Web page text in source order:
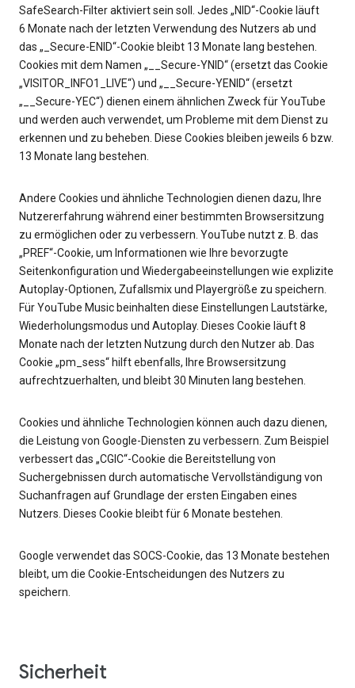
SafeSearch-Filter aktiviert sein soll. Jedes „NID“-Cookie läuft
6 Monate nach der letzten Verwendung des Nutzers ab und
das „_Secure-ENID“-Cookie bleibt 13 Monate lang bestehen.
Cookies mit dem Namen „__Secure-YNID“ (ersetzt das Cookie
„VISITOR_INFO1_LIVE“) und „__Secure-YENID“ (ersetzt
„__Secure-YEC“) dienen einem ähnlichen Zweck für YouTube
und werden auch verwendet, um Probleme mit dem Dienst zu
erkennen und zu beheben. Diese Cookies bleiben jeweils 6 bzw.
13 Monate lang bestehen.
Andere Cookies und ähnliche Technologien dienen dazu, Ihre
Nutzererfahrung während einer bestimmten Browsersitzung
zu ermöglichen oder zu verbessern. YouTube nutzt z. B. das
„PREF“-Cookie, um Informationen wie Ihre bevorzugte
Seitenkonfiguration und Wiedergabeeinstellungen wie explizite
Autoplay-Optionen, Zufallsmix und Playergröße zu speichern.
Für YouTube Music beinhalten diese Einstellungen Lautstärke,
Wiederholungsmodus und Autoplay. Dieses Cookie läuft 8
Monate nach der letzten Nutzung durch den Nutzer ab. Das
Cookie „pm_sess“ hilft ebenfalls, Ihre Browsersitzung
aufrechtzuerhalten, und bleibt 30 Minuten lang bestehen.
Cookies und ähnliche Technologien können auch dazu dienen,
die Leistung von Google-Diensten zu verbessern. Zum Beispiel
verbessert das „CGIC“-Cookie die Bereitstellung von
Suchergebnissen durch automatische Vervollständigung von
Suchanfragen auf Grundlage der ersten Eingaben eines
Nutzers. Dieses Cookie bleibt für 6 Monate bestehen.
Google verwendet das SOCS-Cookie, das 13 Monate bestehen
bleibt, um die Cookie-Entscheidungen des Nutzers zu
speichern.
Sicherheit